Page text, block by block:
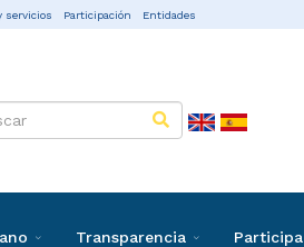
servicios Participación Entidades
Transparencia Participa